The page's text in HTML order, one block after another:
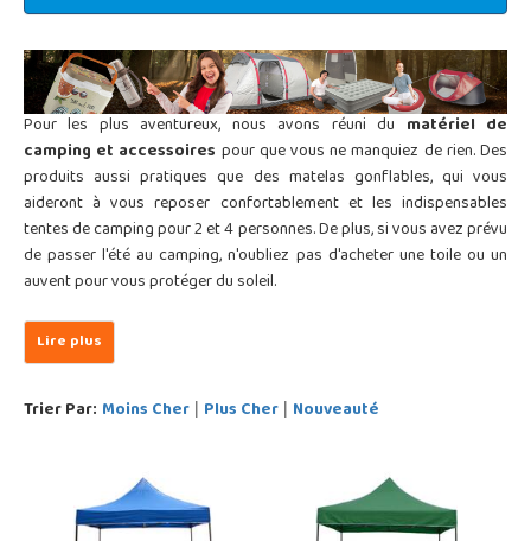
Pour les plus aventureux, nous avons réuni du matériel de
camping et accessoires pour que vous ne manquiez de rien. Des
produits aussi pratiques que des matelas gonflables, qui vous
aideront à vous reposer confortablement et les indispensables
tentes de camping pour 2 et 4 personnes. De plus, si vous avez prévu
de passer l'été au camping, n'oubliez pas d'acheter une toile ou un
auvent pour vous protéger du soleil.
Trier Par: Moins Cher | Plus Cher | Nouveauté